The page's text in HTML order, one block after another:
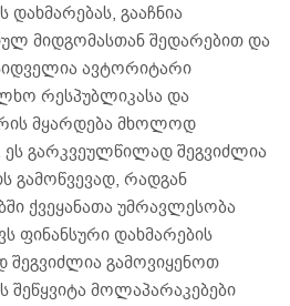
დახმარებას, გააჩნია
მიდგომასთან შედარებით და
ავტორიტარი
რესპუბლიკასა და
მყარდება მხოლოდ
ეს გარკვეულწილად შეგვიძლია
გამოწვევად, რადგან
ქვეყანათა უმრავლესობა
ფინანსური დახმარების
შეგვიძლია გამოვიყენოთ
მოლაპარაკებები